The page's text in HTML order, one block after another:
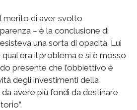
merito di aver svolto
– è la conclusione di
una sorta di opacità. Lui
era il problema e si è mosso
presente che l’obbiettivo è
degli investimenti della
avere più fondi da destinare